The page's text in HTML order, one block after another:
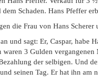
Schaden. Hans Pfeffer
die Frau von Hans
und sagt: Er, Caspar,
3 Gulden
der selbigen. Und
seinen Tag. Er hat ihn am